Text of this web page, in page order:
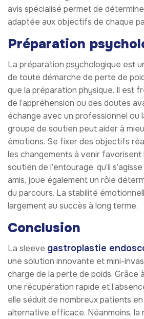
avis spécialisé permet de
adaptée aux objectifs de chaque
Préparation
La préparation psychologique est
de toute démarche de perte de
que la préparation physique. Il est
de l’appréhension ou des doutes
échange avec un professionnel ou
groupe de soutien peut aider à
émotions. Se fixer des objectifs
les changements à venir
soutien de l’entourage, qu’il
amis, joue également un rôle
du parcours. La stabilité
largement au succès à long terme.
Conclusion
La sleeve gastroplastie
une solution innovante et mini-
charge de la perte de poids. Grâce
une récupération rapide et
elle séduit de nombreux patients en
alternative efficace. Néanmoins, la